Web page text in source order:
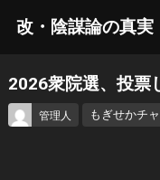
改・陰謀論の真実
2026衆院選、投票
管理人 もぎせかチ